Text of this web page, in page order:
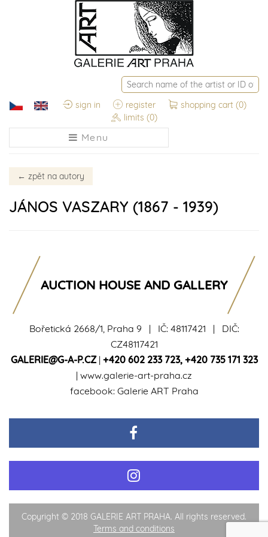
sign in register shopping cart (0)
limits (0)
Menu
← zpět na autory
JÁNOS VASZARY (1867 - 1939)
Bořetická 2668/1, Praha 9 | IČ: 48117421 | DIČ:
CZ48117421
GALERIE@G-A-P.CZ| +420 602 233 723, +420 735 171 323
| www.galerie-art-praha.cz
facebook: Galerie ART Praha
AUCTION HOUSE AND GALLERY
Copyright © 2018 GALERIE ART PRAHA. All rights reserved.
Terms and conditions